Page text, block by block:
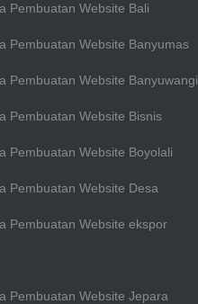
Pembuatan Website Bali
Pembuatan Website Banyumas
Pembuatan Website Banyuwangi
Pembuatan Website Bisnis
Pembuatan Website Boyolali
Pembuatan Website Desa
Pembuatan Website ekspor
Pembuatan Website Jepara